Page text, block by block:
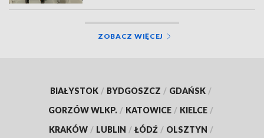
ZOBACZ WIĘCEJ
BIAŁYSTOK / BYDGOSZCZ / GDAŃSK /
GORZÓW WLKP. / KATOWICE / KIELCE /
KRAKÓW / LUBLIN / ŁÓDŹ / OLSZTYN /